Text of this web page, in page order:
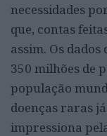
necessidades
que, contas
assim. Os
350 milhões de
população
doenças raras
impressiona